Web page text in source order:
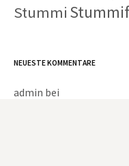
Stummi
NEUESTE KOMMENTARE
admin bei